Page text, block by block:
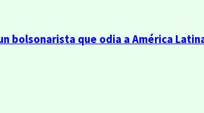
bolsonarista que odia a América